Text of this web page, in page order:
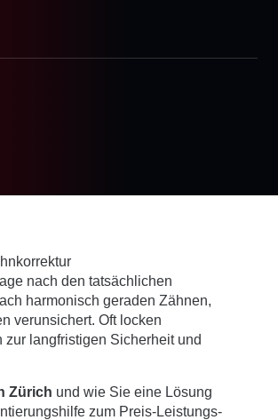
nach den tatsächlichen
harmonisch geraden Zähnen,
verunsichert. Oft locken
langfristigen Sicherheit und
Zürich und wie Sie eine Lösung
zum Preis-Leistungs-